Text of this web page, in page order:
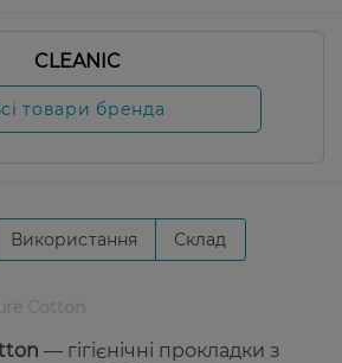
CLEANIC
товари бренда
Використання Склад
— гігієнічні прокладки з